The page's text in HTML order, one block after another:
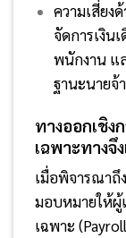
ความเสี่ยง
จัดการเงิน
พนักงาน แ
ฐานะนายจ้
ทางออกเชิง
เฉพาะทางจึ
เมื่อพิจารณาถึ
มอบหมายให้ผู้
เฉพาะ